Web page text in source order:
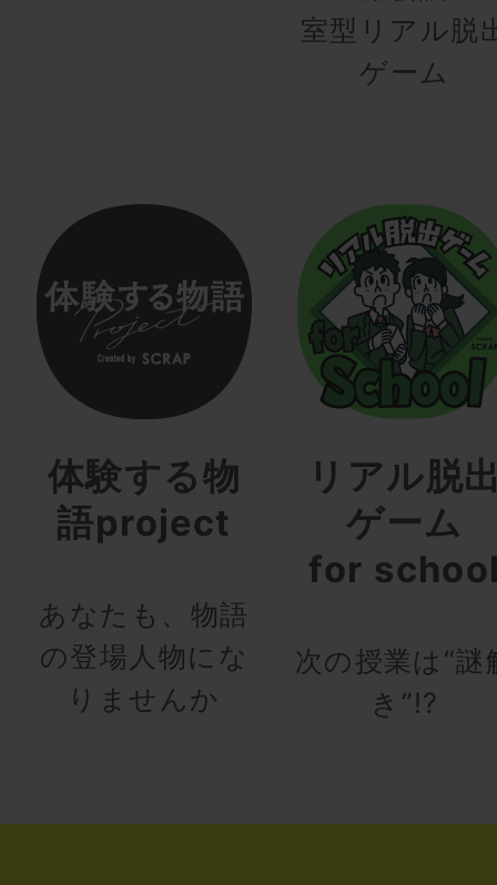
室型リアル脱
ゲーム
体験する物
語project
あなたも、物語
の登場人物にな
りませんか
リアル脱
ゲーム
for
次の授業は“謎
き”!?